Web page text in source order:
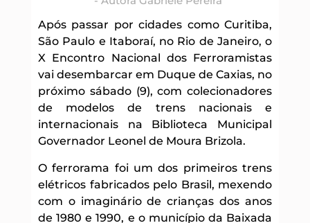
Após passar por cidades como Curitiba,
São Paulo e Itaboraí, no Rio de Janeiro, o
X Encontro Nacional dos Ferroramistas
vai desembarcar em Duque de Caxias, no
próximo sábado (9), com colecionadores
de modelos de trens nacionais e
internacionais na Biblioteca Municipal
Governador Leonel de Moura Brizola.
O ferrorama foi um dos primeiros trens
elétricos fabricados pelo Brasil, mexendo
com o imaginário de crianças dos anos
de 1980 e 1990, e o município da Baixada